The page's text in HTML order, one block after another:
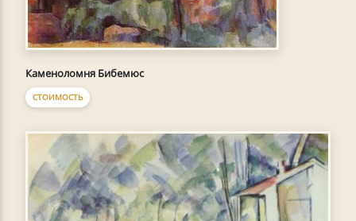
Каменоломня Бибемюс
СТОИМОСТЬ